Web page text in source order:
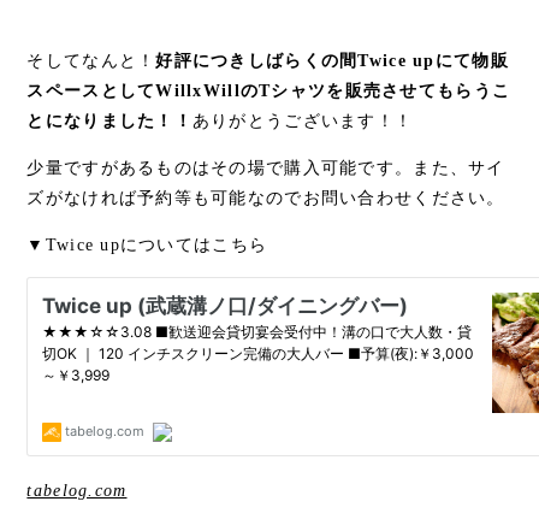
そしてなんと！好評につきしばらくの間Twice upにて物販
スペースとしてWillxWillのTシャツを販売させてもらうこ
とになりました！！ ありがとうございます！！
少量ですがあるものはその場で購入可能です。また、サイ
ズがなければ予約等も可能なのでお問い合わせください。
▼Twice upについてはこちら
tabelog.com